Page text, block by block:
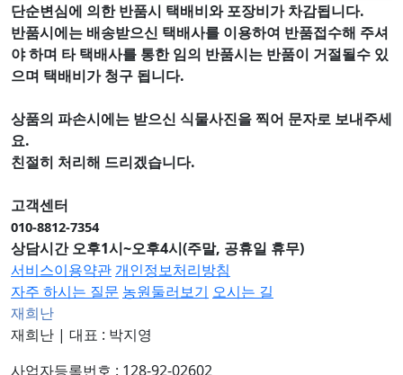
단순변심에 의한 반품시 택배비와 포장비가 차감됩니다.
반품시에는 배송받으신 택배사를 이용하여 반품접수해 주셔
야 하며 타 택배사를 통한 임의 반품시는 반품이 거절될수 있
으며 택배비가 청구 됩니다.
상품의 파손시에는 받으신 식물사진을 찍어 문자로 보내주세
요.
친절히 처리해 드리겠습니다.
고객센터
010-8812-7354
상담시간 오후1시~오후4시(주말, 공휴일 휴무)
서비스이용약관 개인정보처리방침
자주 하시는 질문 농원둘러보기 오시는 길
재희난
재희난 | 대표 : 박지영
사업자등록번호 : 128-92-02602